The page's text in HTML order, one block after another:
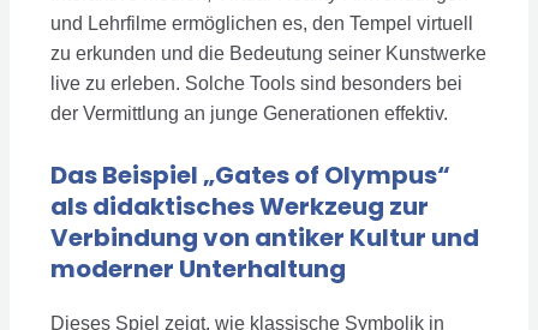
und Lehrfilme ermöglichen es, den Tempel virtuell
zu erkunden und die Bedeutung seiner Kunstwerke
live zu erleben. Solche Tools sind besonders bei
der Vermittlung an junge Generationen effektiv.
Das Beispiel „Gates of Olympus“
als didaktisches Werkzeug zur
Verbindung von antiker Kultur und
moderner Unterhaltung
Dieses Spiel zeigt, wie klassische Symbolik in